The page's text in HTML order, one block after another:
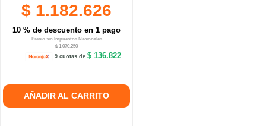
$ 1.182.626
10 % de descuento en 1 pago
Precio sin Impuestos Nacionales
$ 1.070.250
9 cuotas de $ 136.822
AÑADIR AL CARRITO